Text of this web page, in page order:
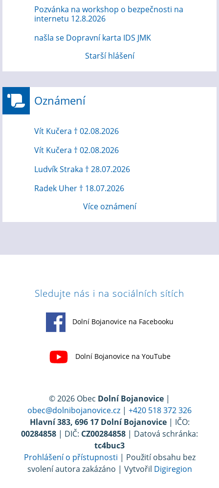
Pozvánka na workshop o bezpečnosti na
internetu 12.8.2026
našla se Dopravní karta IDS JMK
Starší hlášení
Oznámení
Vít Kučera † 02.08.2026
Vít Kučera † 02.08.2026
Ludvík Straka † 28.07.2026
Radek Uher † 18.07.2026
Více oznámení
Sledujte nás i na sociálních sítích
Dolní Bojanovice na Facebooku
Dolní Bojanovice na YouTube
© 2026 Obec Dolní Bojanovice |
obec@dolnibojanovice.cz | +420 518 372 326
Hlavní 383, 696 17 Dolní Bojanovice| IČO:
00284858 | DIČ: CZ00284858 | Datová schránka:
tc4buc3
Prohlášení o přístupnosti | Použití obsahu bez
svolení autora zakázáno | Vytvořil Digiregion